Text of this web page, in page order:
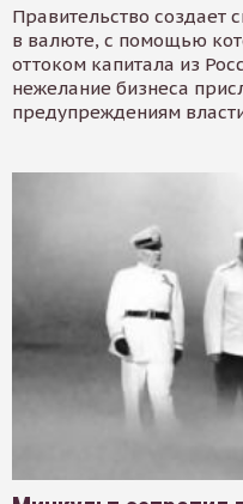
Правительство создает
в валюте, с помощью
оттоком капитала из
нежелание бизнеса
предупреждениям